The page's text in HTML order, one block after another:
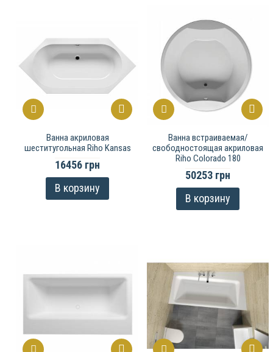
Ванна акриловая
шеститугольная Riho Kansas
16456 грн
В корзину
Ванна встраиваемая/
свободностоящая акриловая
Riho Colorado 180
50253 грн
В корзину